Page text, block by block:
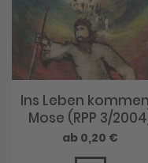
Ins Leben
Mose (RPP 3/
0,20 €